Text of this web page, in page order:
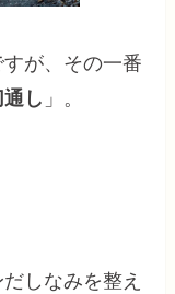
が、その一番
し 」。
しなみを整え